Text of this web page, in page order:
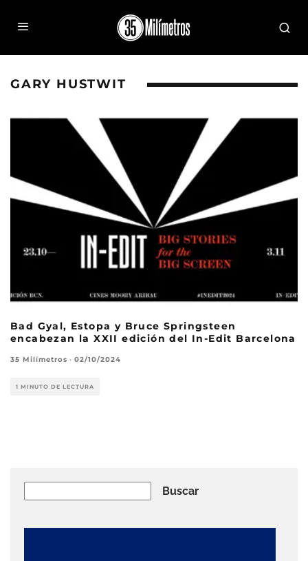
GARY HUSTWIT
Bad Gyal, Estopa y Bruce Springsteen
encabezan la XXII edición del In-Edit Barcelona
35 Milímetros · 02/10/2024
1 MINUTO DE LECTURA
Buscar